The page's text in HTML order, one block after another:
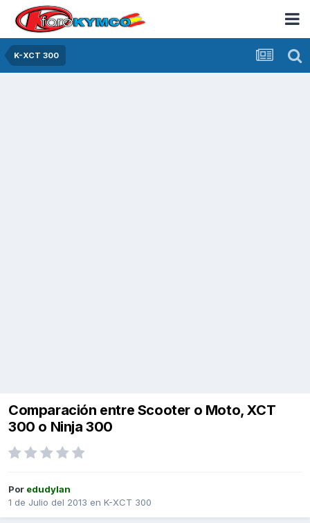
K-XCT 300
Comparación entre Scooter o Moto, XCT
300 o Ninja 300
Por edudylan
1 de Julio del 2013 en K-XCT 300